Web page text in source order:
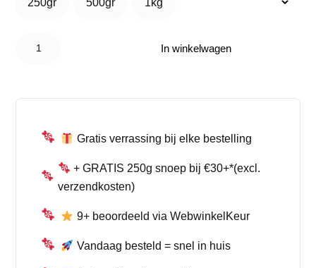
250gr
250gr
500gr
500gr
1kg
1kg
Snoep Mix –
In winkelwagen
Gratis verrassing bij elke bestelling
+ GRATIS 250g snoep bij €30+*(excl.
verzendkosten)
9+ beoordeeld via WebwinkelKeur
Vandaag besteld = snel in huis